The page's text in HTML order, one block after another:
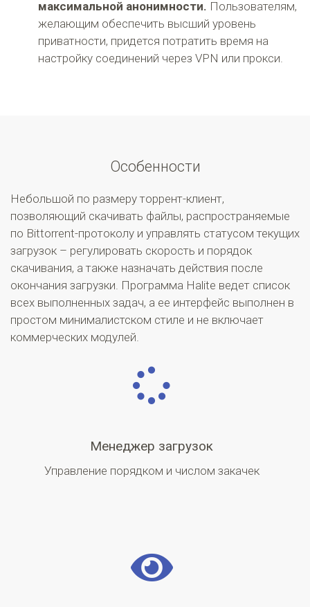
максимальной анонимности. Пользователям,
желающим обеспечить высший уровень
приватности, придется потратить время на
настройку соединений через VPN или прокси.
Особенности
Небольшой по размеру торрент-клиент,
позволяющий скачивать файлы, распространяемые
по Bittorrent-протоколу и управлять статусом текущих
загрузок – регулировать скорость и порядок
скачивания, а также назначать действия после
окончания загрузки. Программа Halite ведет список
всех выполненных задач, а ее интерфейс выполнен в
простом минималистском стиле и не включает
коммерческих модулей.
Менеджер загрузок
Управление порядком и числом закачек